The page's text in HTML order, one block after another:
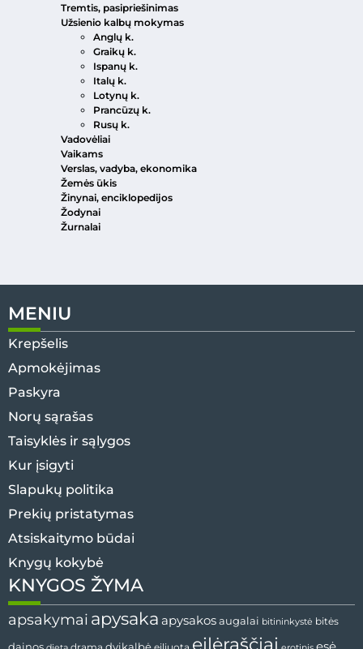
Tremtis, pasipriešinimas
Užsienio kalbų mokymas
Anglų k.
Graikų k.
Ispanų k.
Italų k.
Lotynų k.
Prancūzų k.
Rusų k.
Vadovėliai
Vaikams
Verslas, vadyba, ekonomika
Žemės ūkis
Žinynai, enciklopedijos
Žodynai
Žurnalai
MENIU
Krepšelis
Apmokėjimas
Paskyra
Norų sąrašas
Taisyklės ir sąlygos
Kur įsigyti
Slapukų politika
Prekių pristatymas
Atsiskaitymo būdai
Knygų kokybė
KNYGOS ŽYMA
apsakymai apysaka apysakos augalai bitininkystė bitės
eilėraščiai